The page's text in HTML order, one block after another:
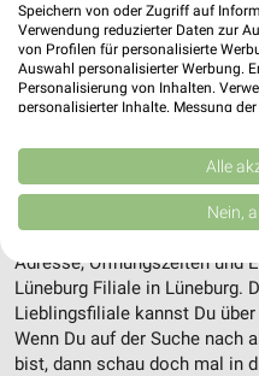
Adresse,
die C&A Lüneburg
Adresse, Öffnungszeiten und
Lüneburg Filiale in Lüneburg.
Lieblingsfiliale kannst Du
Wenn Du auf der Suche nach
bist, dann schau doch mal in
Speichern von oder Zugriff auf
Verwendung reduzierter Daten zur
von Profilen für personalisierte
Auswahl personalisierter Werbung.
Personalisierung von Inhalten.
personalisierter Inhalte. Messung
Kombinationen von Daten aus
Verbesserung der Angebote.
von Inhalten.
Daten können außerhalb der
Website/App.
Partnerliste anzeigen (1 IAB-
Wir nutzen Ihre Daten für folgende
IAB-Verarbeitungszwecke:
Alle
Nein,